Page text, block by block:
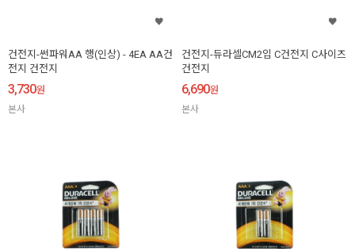
건전지-썬파워AA 행(인상) - 4EA AA건
전지 건전지
3,730원
본사
건전지-듀라셀CM2입 C건전지 C사이즈
건전지
6,690원
본사